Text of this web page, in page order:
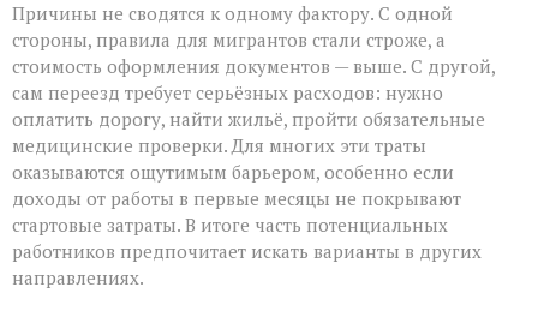
Причины не сводятся к одному фактору. С одной
стороны, правила для мигрантов стали строже, а
стоимость оформления документов — выше. С другой,
сам переезд требует серьёзных расходов: нужно
оплатить дорогу, найти жильё, пройти обязательные
медицинские проверки. Для многих эти траты
оказываются ощутимым барьером, особенно если
доходы от работы в первые месяцы не покрывают
стартовые затраты. В итоге часть потенциальных
работников предпочитает искать варианты в других
направлениях.